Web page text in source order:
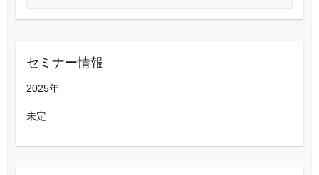
セミナー情報
2025年
未定